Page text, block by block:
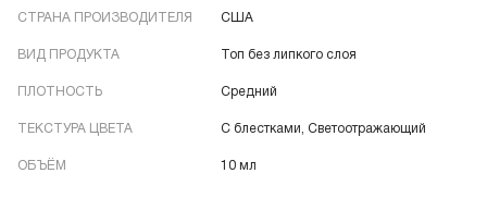
СТРАНА ПРОИЗВОДИТЕЛЯ США
ВИД ПРОДУКТА Топ без липкого слоя
ПЛОТНОСТЬ Средний
ТЕКСТУРА ЦВЕТА С блестками, Светоотражающий
ОБЪЁМ 10 мл